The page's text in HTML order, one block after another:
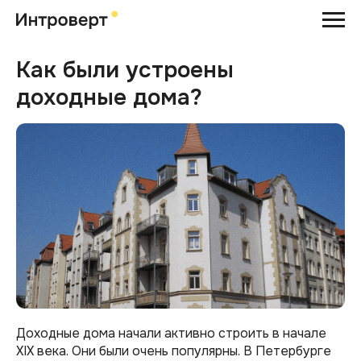
Как были устроены
доходные дома?
Доходные дома начали активно строить в начале
XIX века. Они были очень популярны. В Петербурге